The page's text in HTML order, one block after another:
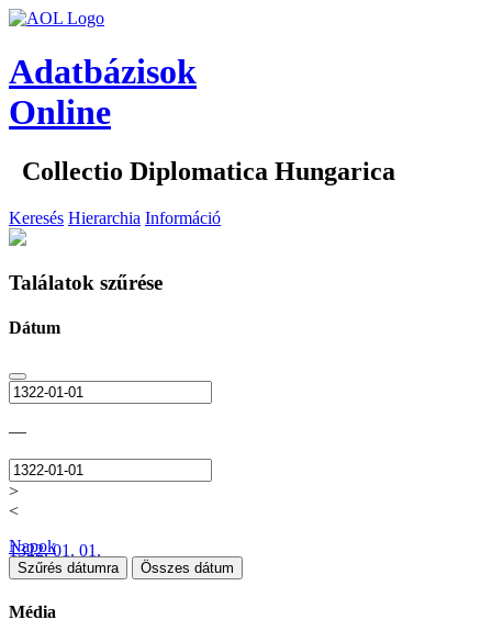
Adatbázisok
Online
Collectio Diplomatica Hungarica
Keresés Hierarchia Információ
Találatok szűrése
Dátum
—
>
<
1322. 01. 01.
Napok
Szűrés dátumra Összes dátum
Média